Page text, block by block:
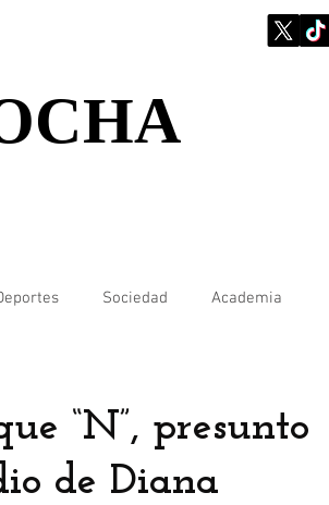
Sociedad Academia
“N”, presunto
de Diana